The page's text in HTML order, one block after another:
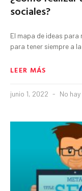
sociales?
El mapa de ideas para
para tener siempre a
LEER MÁS
junio 1, 2022 No